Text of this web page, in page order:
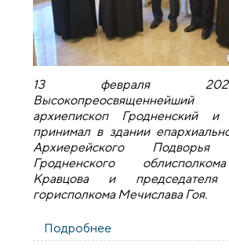
13 февраля
архиепископ Гродненский и
принимал в здании
Архиерейского Подворья
Гродненского
Кравцова и председателя
горисполкома Мечислава Гоя.
Подробнее
посетил